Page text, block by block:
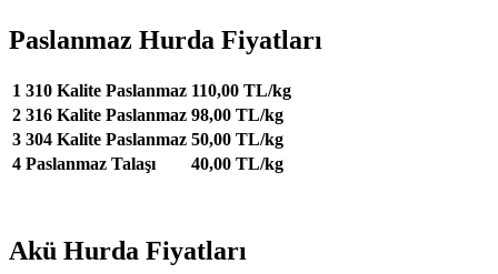
Paslanmaz Hurda Fiyatları
1 310 Kalite Paslanmaz 110,00 TL/kg
2 316 Kalite Paslanmaz 98,00 TL/kg
3 304 Kalite Paslanmaz 50,00 TL/kg
4 Paslanmaz Talaşı 40,00 TL/kg
Akü Hurda Fiyatları